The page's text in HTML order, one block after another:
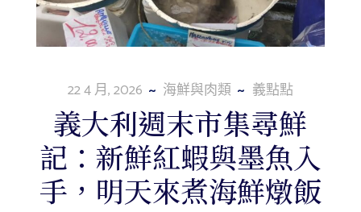
22 4 月, 2026 海鮮與肉類 義點點
義大利週末市集尋鮮
記：新鮮紅蝦與墨魚入
手，明天來煮海鮮燉飯